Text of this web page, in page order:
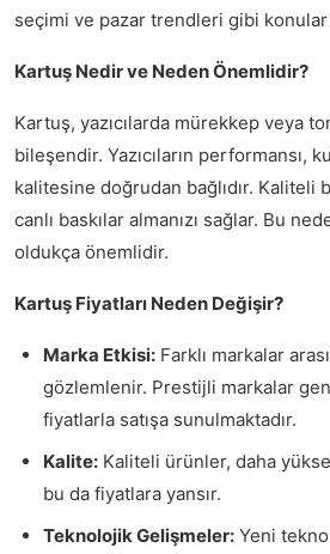
seçimi ve pazar trendleri gibi konular
Kartuş Nedir ve Neden Önemlidir?
Kartuş, yazıcılarda mürekkep veya
bileşendir. Yazıcıların performansı,
kalitesine doğrudan bağlıdır. Kaliteli
canlı baskılar almanızı sağlar. Bu
oldukça önemlidir.
Kartuş Fiyatları Neden Değişir?
Marka Etkisi: Farklı markalar
gözlemlenir. Prestijli markalar
fiyatlarla satışa sunulmaktadır.
Kalite: Kaliteli ürünler, daha
bu da fiyatlara yansır.
Teknolojik Gelişmeler: Yeni